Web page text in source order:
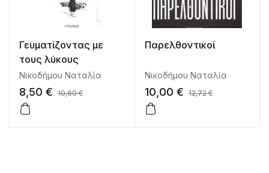
Γευματίζοντας με
τους λύκους
Νικοδήμου Ναταλία
8,50 € 10,60€
Παρελθοντικοί
Νικοδήμου Ναταλία
10,00 € 12,72€